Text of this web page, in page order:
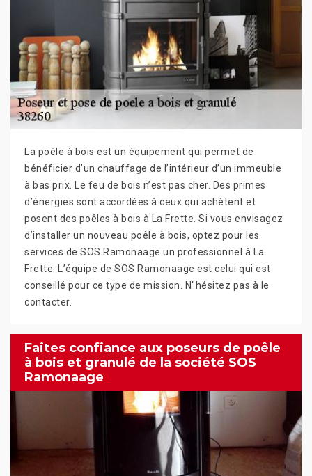
La poêle à bois est un équipement qui permet de
bénéficier d’un chauffage de l’intérieur d’un immeuble
à bas prix. Le feu de bois n’est pas cher. Des primes
d’énergies sont accordées à ceux qui achètent et
posent des poêles à bois à La Frette. Si vous envisagez
d’installer un nouveau poêle à bois, optez pour les
services de SOS Ramonaage un professionnel à La
Frette. L’équipe de SOS Ramonaage est celui qui est
conseillé pour ce type de mission. N"hésitez pas à le
contacter.
Faites confiance aux poseurs de poêle
à bois et granulé de la société SOS
Ramonaage